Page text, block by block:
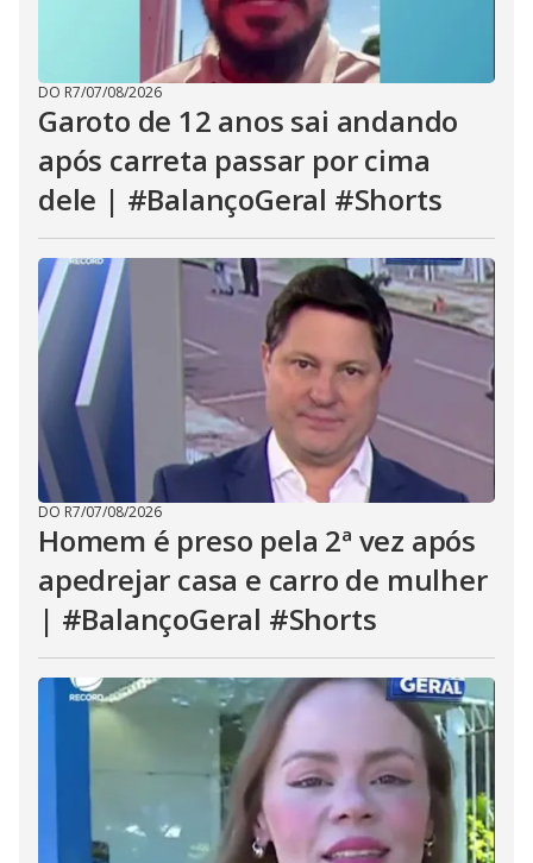
DO R7/07/08/2026
Garoto de 12 anos sai andando
após carreta passar por cima
dele | #BalançoGeral #Shorts
DO R7/07/08/2026
Homem é preso pela 2ª vez após
apedrejar casa e carro de mulher
| #BalançoGeral #Shorts